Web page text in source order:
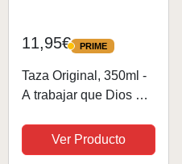
11,95€ PRIME
PRIME
Taza Original, 350ml -
A trabajar que Dios me
Rica - Taza Graciosa
con frases de humor,
Ver Producto